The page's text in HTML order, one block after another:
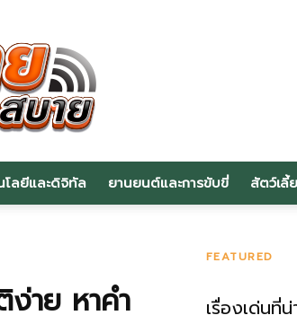
โลยีและดิจิทัล ยานยนต์และการขับขี่ สัตว์เลี้
ง่าย หาคำ
FEATURED
เรื่องเด่นที่